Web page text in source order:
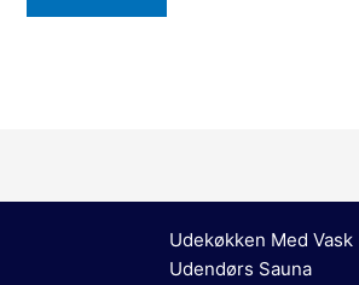
Udekøkken Med Vask
Udendørs Sauna